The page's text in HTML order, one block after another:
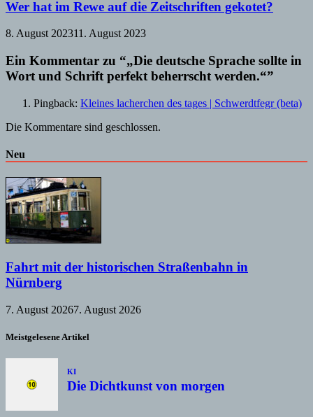
Wer hat im Rewe auf die Zeitschriften gekotet?
8. August 202311. August 2023
Ein Kommentar zu “„Die deutsche Sprache sollte in
Wort und Schrift perfekt beherrscht werden.“”
Pingback: Kleines lacherchen des tages | Schwerdtfegr (beta)
Die Kommentare sind geschlossen.
Neu
Fahrt mit der historischen Straßenbahn in
Nürnberg
7. August 20267. August 2026
Meistgelesene Artikel
KI
Die Dichtkunst von morgen